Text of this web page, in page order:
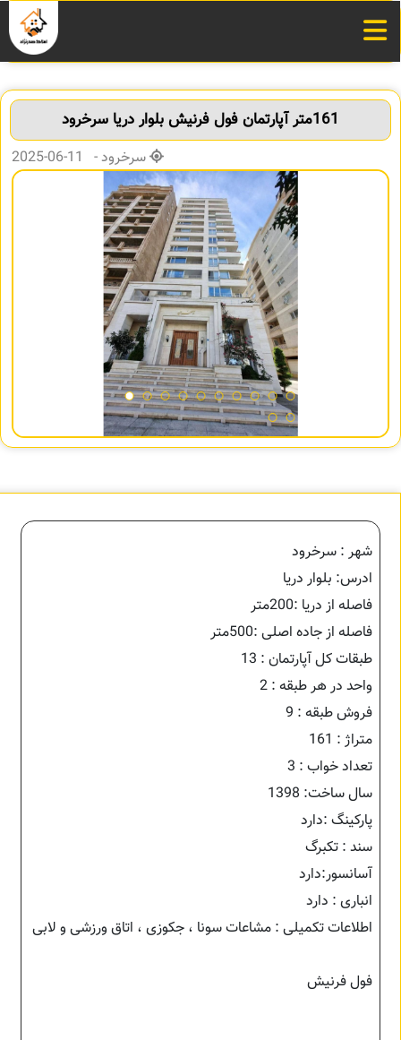
161متر آپارتمان فول فرنیش بلوار دریا سرخرود
سرخرود - 11-06-2025
شهر : سرخرود
ادرس: بلوار دریا
فاصله از دریا :200متر
فاصله از جاده اصلی :500متر
طبقات کل آپارتمان : 13
واحد در هر طبقه : 2
فروش طبقه : 9
متراژ : 161
تعداد خواب : 3
سال ساخت: 1398
پارکینگ :دارد
سند : تکبرگ
آسانسور:دارد
انباری : دارد
اطلاعات تکمیلی : مشاعات سونا ، جکوزی ، اتاق ورزشی و لابی
فول فرنیش